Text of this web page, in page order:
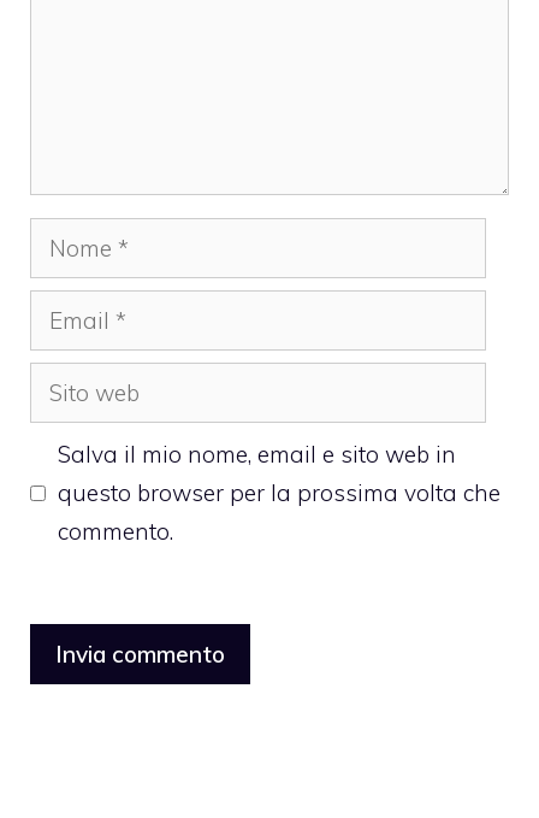
Nome
Email
Sito
web
Salva il mio nome, email e sito web in
questo browser per la prossima volta che
commento.